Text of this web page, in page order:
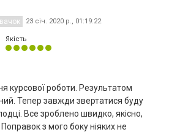
23 січ. 2020 р., 01:19:22
Якість
курсової роботи. Результатом
Тепер завжди звертатися буду
Все зроблено швидко, якісно,
з мого боку ніяких не